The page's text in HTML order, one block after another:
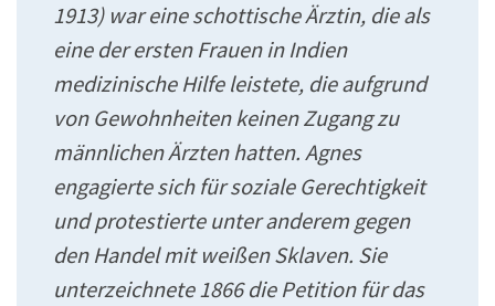
1913) war eine schottische Ärztin, die als
eine der ersten Frauen in Indien
medizinische Hilfe leistete, die aufgrund
von Gewohnheiten keinen Zugang zu
männlichen Ärzten hatten. Agnes
engagierte sich für soziale Gerechtigkeit
und protestierte unter anderem gegen
den Handel mit weißen Sklaven. Sie
unterzeichnete 1866 die Petition für das